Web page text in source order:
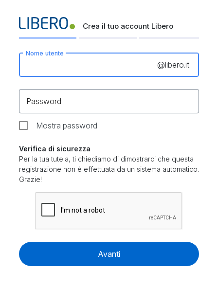
Crea il tuo account Libero
Nome utente
@libero.it
Password
Mostra password
Verifica di sicurezza
Per la tua tutela, ti chiediamo di dimostrarci che questa
registrazione non è effettuata da un sistema automatico.
Grazie!
Avanti